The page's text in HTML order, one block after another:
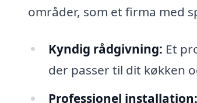
områder, som et firma med
Kyndig rådgivning: Et
der passer til dit køkken
Professionel installation: